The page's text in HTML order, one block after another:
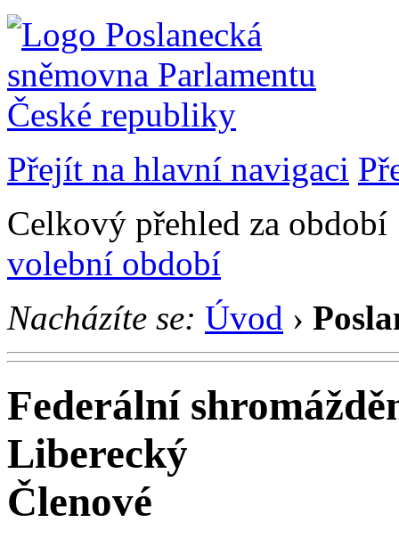
Přejít na hlavní navigaci
Celkový přehled za
volební období
Nacházíte se: Úvod ›
Federální
Liberecký
Členové